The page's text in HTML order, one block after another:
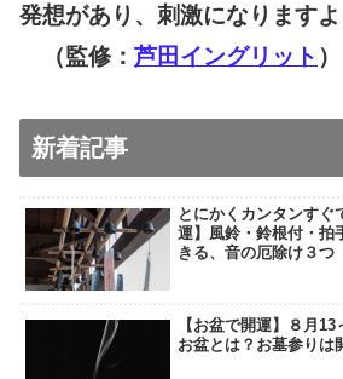
発想があり、刺激になりますよ
（監修： 芦田イングリット ）
新着記事
とにかくカンタンすぐ
運】風鈴・鈴根付・
きる、音の厄除け３つ
【お盆で開運】８月
お盆とは？お墓参りは